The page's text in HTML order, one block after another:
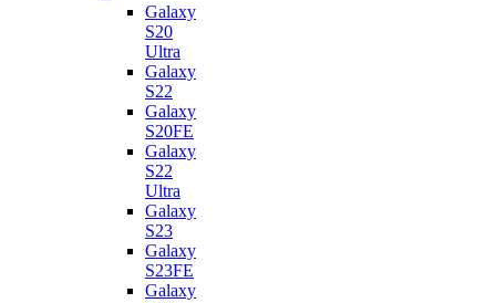
Galaxy
S20
Ultra
Galaxy
S22
Galaxy
S20FE
Galaxy
S22
Ultra
Galaxy
S23
Galaxy
S23FE
Galaxy